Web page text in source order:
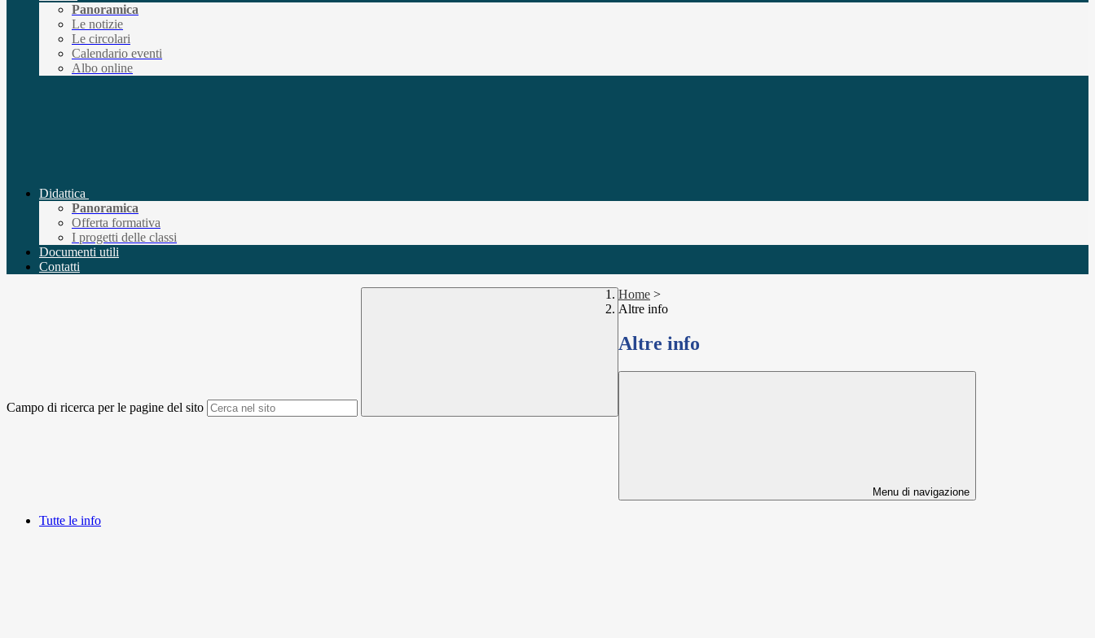
Panoramica
Le notizie
Le circolari
Calendario eventi
Albo online
Didattica
Panoramica
Offerta formativa
I progetti delle classi
Documenti utili
Contatti
Campo di ricerca per le pagine del sito
Home >
Altre info
Altre info
Menu di navigazione
Tutte le info